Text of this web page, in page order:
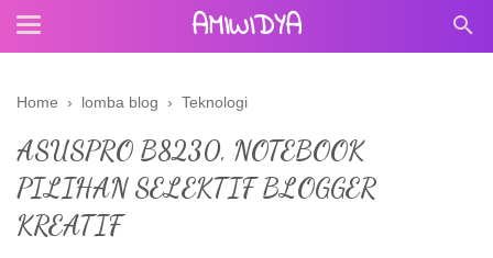
AMIWIDYA
Home › lomba blog › Teknologi
ASUSPRO B8230, NOTEBOOK
PILIHAN SELEKTIF BLOGGER
KREATIF